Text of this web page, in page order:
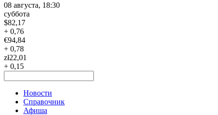
08 августа, 18:30
суббота
$82,17
+ 0,76
€94,84
+ 0,78
zł22,01
+ 0,15
Новости
Справочник
Афиша